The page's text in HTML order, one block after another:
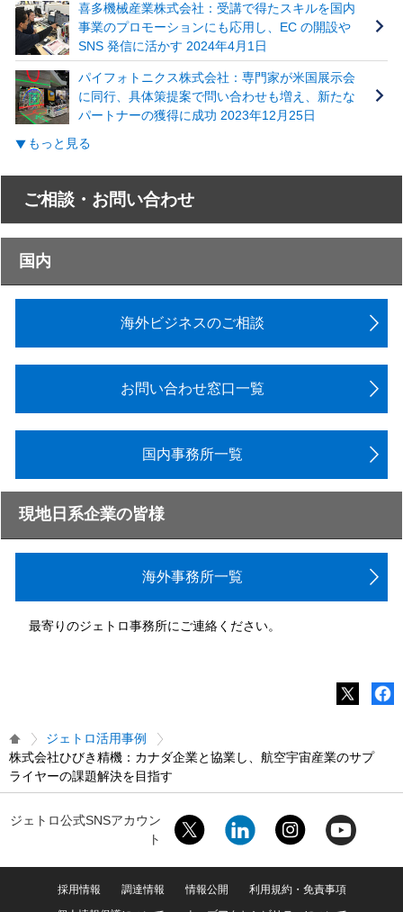
喜多機械産業株式会社：受講で得たスキルを国内
事業のプロモーションにも応用し、EC の開設や
SNS 発信に活かす 2024年4月1日
パイフォトニクス株式会社：専門家が米国展示会
に同行、具体策提案で問い合わせも増え、新たな
パートナーの獲得に成功 2023年12月25日
もっと見る
ご相談・お問い合わせ
国内
海外ビジネスのご相談
お問い合わせ窓口一覧
国内事務所一覧
現地日系企業の皆様
海外事務所一覧
最寄りのジェトロ事務所にご連絡ください。
ジェトロ活用事例
株式会社ひびき精機：カナダ企業と協業し、航空宇宙産業のサプ
ライヤーの課題解決を目指す
ジェトロ公式SNSアカウン
ト
採用情報 調達情報 情報公開
利用規約・免責事項